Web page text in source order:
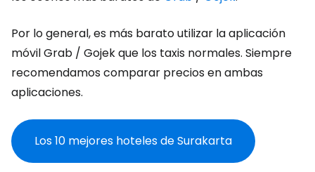
Por lo general, es más barato utilizar la aplicación
móvil Grab / Gojek que los taxis normales. Siempre
recomendamos comparar precios en ambas
aplicaciones.
Los 10 mejores hoteles de Surakarta